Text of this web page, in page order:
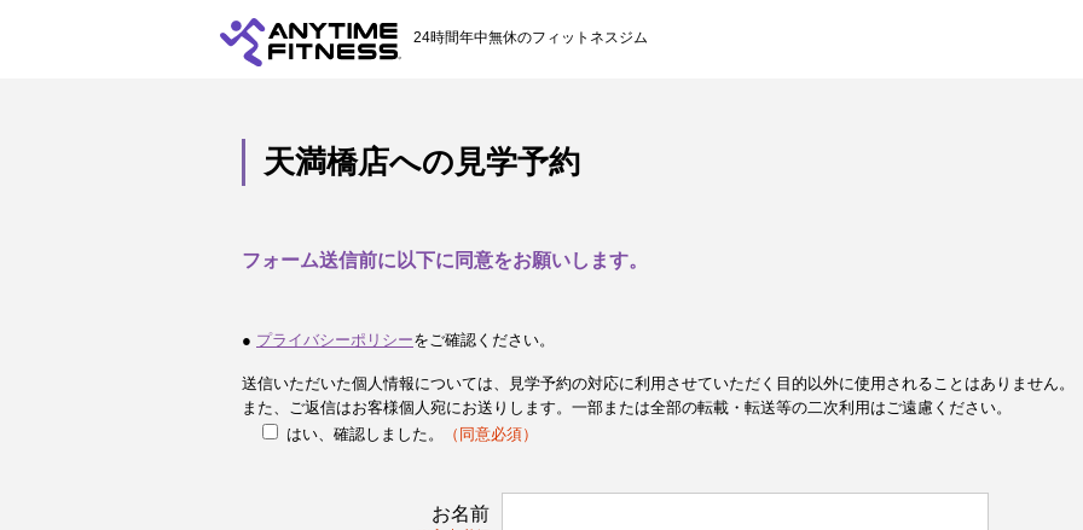
24時間年中無休のフィットネスジム
天満橋店への見学予約
フォーム送信前に以下に同意をお願いします。
● プライバシーポリシーをご確認ください。
送信いただいた個人情報については、見学予約の対応に利用させていただく目的以外に使用されることはありません。
また、ご返信はお客様個人宛にお送りします。一部または全部の転載・転送等の二次利用はご遠慮ください。
はい、確認しました。
（同意必須）
お名前